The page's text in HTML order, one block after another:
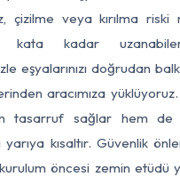
çizilme veya kırılma riski
kata kadar
eşyalarınızı doğrudan
aracımıza
tasarruf sağlar hem de
yarıya kısaltır. Güvenlik
öncesi zemin etüdü